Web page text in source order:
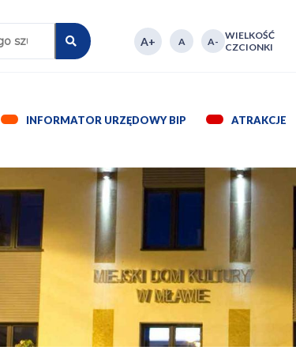
WIELKOŚĆ
CZCIONKI
INFORMATOR URZĘDOWY BIP
ROZWIŃ
ATRAKCJE